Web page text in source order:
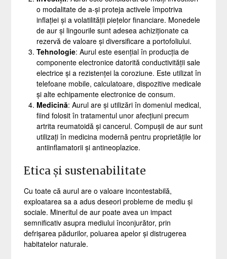
o modalitate de a-și proteja activele împotriva
inflației și a volatilității piețelor financiare. Monedele
de aur și lingourile sunt adesea achiziționate ca
rezervă de valoare și diversificare a portofoliului.
Tehnologie: Aurul este esențial în producția de
componente electronice datorită conductivității sale
electrice și a rezistenței la coroziune. Este utilizat în
telefoane mobile, calculatoare, dispozitive medicale
și alte echipamente electronice de consum.
Medicină: Aurul are și utilizări în domeniul medical,
fiind folosit în tratamentul unor afecțiuni precum
artrita reumatoidă și cancerul. Compușii de aur sunt
utilizați în medicina modernă pentru proprietățile lor
antiinflamatorii și antineoplazice.
Etica și sustenabilitate
Cu toate că aurul are o valoare incontestabilă,
exploatarea sa a adus deseori probleme de mediu și
sociale. Mineritul de aur poate avea un impact
semnificativ asupra mediului înconjurător, prin
defrișarea pădurilor, poluarea apelor și distrugerea
habitatelor naturale.